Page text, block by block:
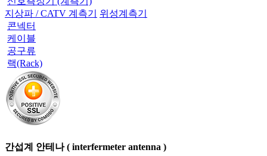
지상파 / CATV 계측기
위성계측기
콘넥터
케이블
공구류
랙(Rack)
간섭계 안테나 ( interfermeter antenna )